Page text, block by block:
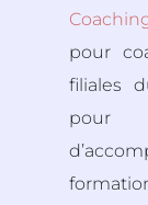
pour
filiales
pour